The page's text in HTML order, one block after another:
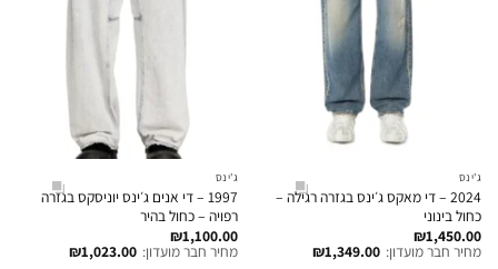
ג'ינס
2024 – די מאקס ג׳ינס בגזרה רגילה –
כחול בינוני
₪1,450.00
מחיר חבר מועדון: ₪1,349.00
ג'ינס
1997 – די אנים ג׳ינס יוניסקס בגזרה
רפויה – כחול בהיר
₪1,100.00
מחיר חבר מועדון: ₪1,023.00